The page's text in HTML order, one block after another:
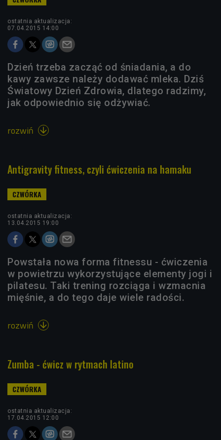
ostatnia aktualizacja:
07.04.2015 14:00
Dzień trzeba zacząć od śniadania, a do
kawy zawsze należy dodawać mleka. Dziś
Światowy Dzień Zdrowia, dlatego radzimy,
jak odpowiednio się odżywiać.
rozwiń 
Antigravity fitness, czyli ćwiczenia na hamaku
ostatnia aktualizacja:
13.04.2015 19:00
Powstała nowa forma fitnessu - ćwiczenia
w powietrzu wykorzystujące elementy jogi i
pilatesu. Taki trening rozciąga i wzmacnia
mięśnie, a do tego daje wiele radości.
rozwiń 
Zumba - ćwicz w rytmach latino
ostatnia aktualizacja:
17.04.2015 12:00